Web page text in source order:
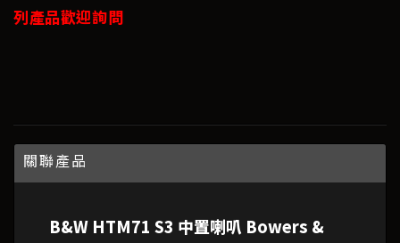
列產品歡迎詢問
關聯產品
B&W HTM71 S3 中置喇叭 Bowers &